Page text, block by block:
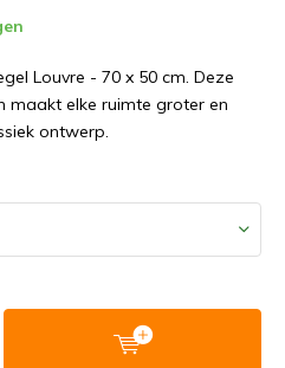
Louvre - 70 x 50 cm. Deze
maakt elke ruimte groter en
ontwerp.